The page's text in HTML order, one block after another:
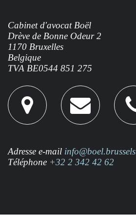
Cabinet d'avocat Boël
Drève de Bonne Odeur 2
1170 Bruxelles
Belgique
TVA BE0544 851 275
l'adresse
sur
Google
Map
contacter
par
téléphone
contacter
par
e-
mail
Adresse e-mail info@boel.brussels
Téléphone +32 2 342 42 62